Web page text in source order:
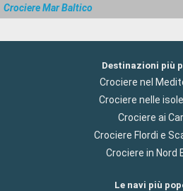
Crociere Mar Baltico
Destinazioni più
Crociere nel
Crociere nelle
Crociere ai
Crociere Flordi e
Crociere in Nord
Le navi più